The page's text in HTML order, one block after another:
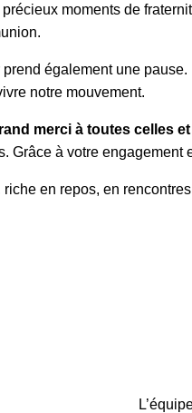
moments de
prend également une
notre mouvement.
merci à toutes celles
Grâce à votre
en repos, en